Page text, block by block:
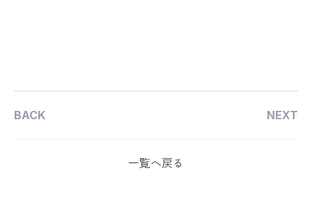
BACK
一覧へ戻る
NEXT